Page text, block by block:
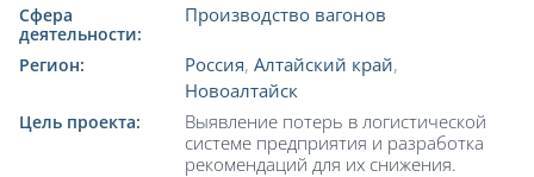
Сфера
деятельности:
Производство вагонов
Регион: Россия, Алтайский край,
Новоалтайск
Цель проекта:
Выявление потерь в логистической
системе предприятия и разработка
рекомендаций для их снижения.